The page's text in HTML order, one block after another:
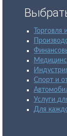
Торговля
Спорт и
Услуги
Для